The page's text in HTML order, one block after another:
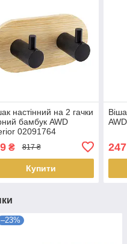
настінний на 2 гачки
бамбук AWD
02091764
₴ 817 ₴
Купити
247
–23%